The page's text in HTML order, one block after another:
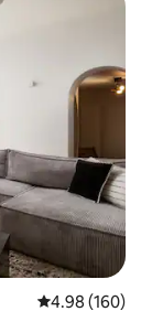
औसत रेटिंग 5 में से
4.98 (160)